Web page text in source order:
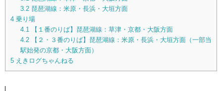
3.2琵琶湖線：米原・長浜・大垣方面
4 乗り場
4.1
【１番のりば】琵琶湖線：草津・京都・大阪方面
4.2【２・３番のりば】琵琶湖線：米原・長浜・大垣方面（一部当
駅始発の京都・大阪方面）
5 えきログちゃんねる